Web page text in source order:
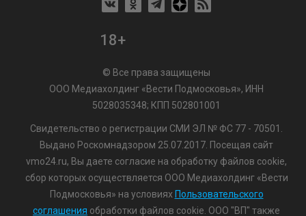
18+
© Все права защищены
ООО Медиахолдинг «Вести Подмосковья», ИНН
5028035348; КПП 502801001
Свидетельство о регистрации СМИ ЭЛ № ФС 77 - 70501.
Выдано Роскомнадзором 25.07.2017. Посещая сайт
vmo24.ru, Вы даете согласие на обработку файлов cookie,
сбор которых осуществляется ООО Медиахолдинг «Вести
Подмосковья» на условиях Пользовательского
соглашения обработки файлов cookie. ООО "ВП" также